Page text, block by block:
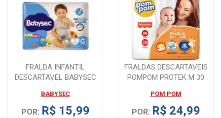
FRALDA INFANTIL
DESCARTAVEL BABYSEC
BABYSEC
POR: R$ 15,99
FRALDAS DESCARTAVEIS
POMPOM PROTEK M 30
POM POM
POR: R$ 24,99